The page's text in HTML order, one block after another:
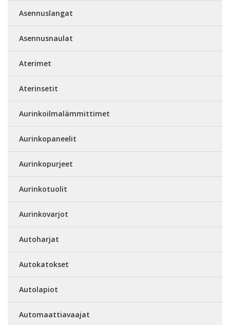
Asennuslangat
Asennusnaulat
Aterimet
Aterinsetit
Aurinkoilmalämmittimet
Aurinkopaneelit
Aurinkopurjeet
Aurinkotuolit
Aurinkovarjot
Autoharjat
Autokatokset
Autolapiot
Automaattiavaajat